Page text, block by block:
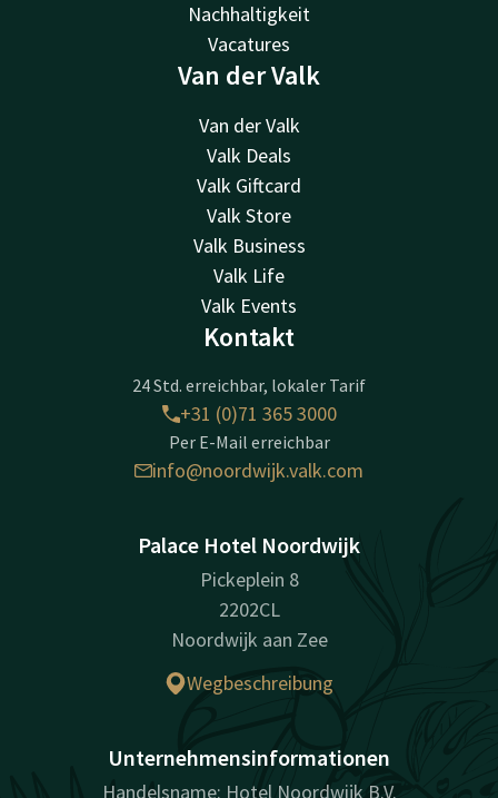
Nachhaltigkeit
Vacatures
Van der Valk
Van der Valk
Valk Deals
Valk Giftcard
Valk Store
Valk Business
Valk Life
Valk Events
Kontakt
24 Std. erreichbar, lokaler Tarif
+31 (0)71 365 3000
Per E-Mail erreichbar
info@noordwijk.valk.com
Palace Hotel Noordwijk
Pickeplein 8
2202CL
Noordwijk aan Zee
Wegbeschreibung
Unternehmensinformationen
Handelsname: Hotel Noordwijk B.V.